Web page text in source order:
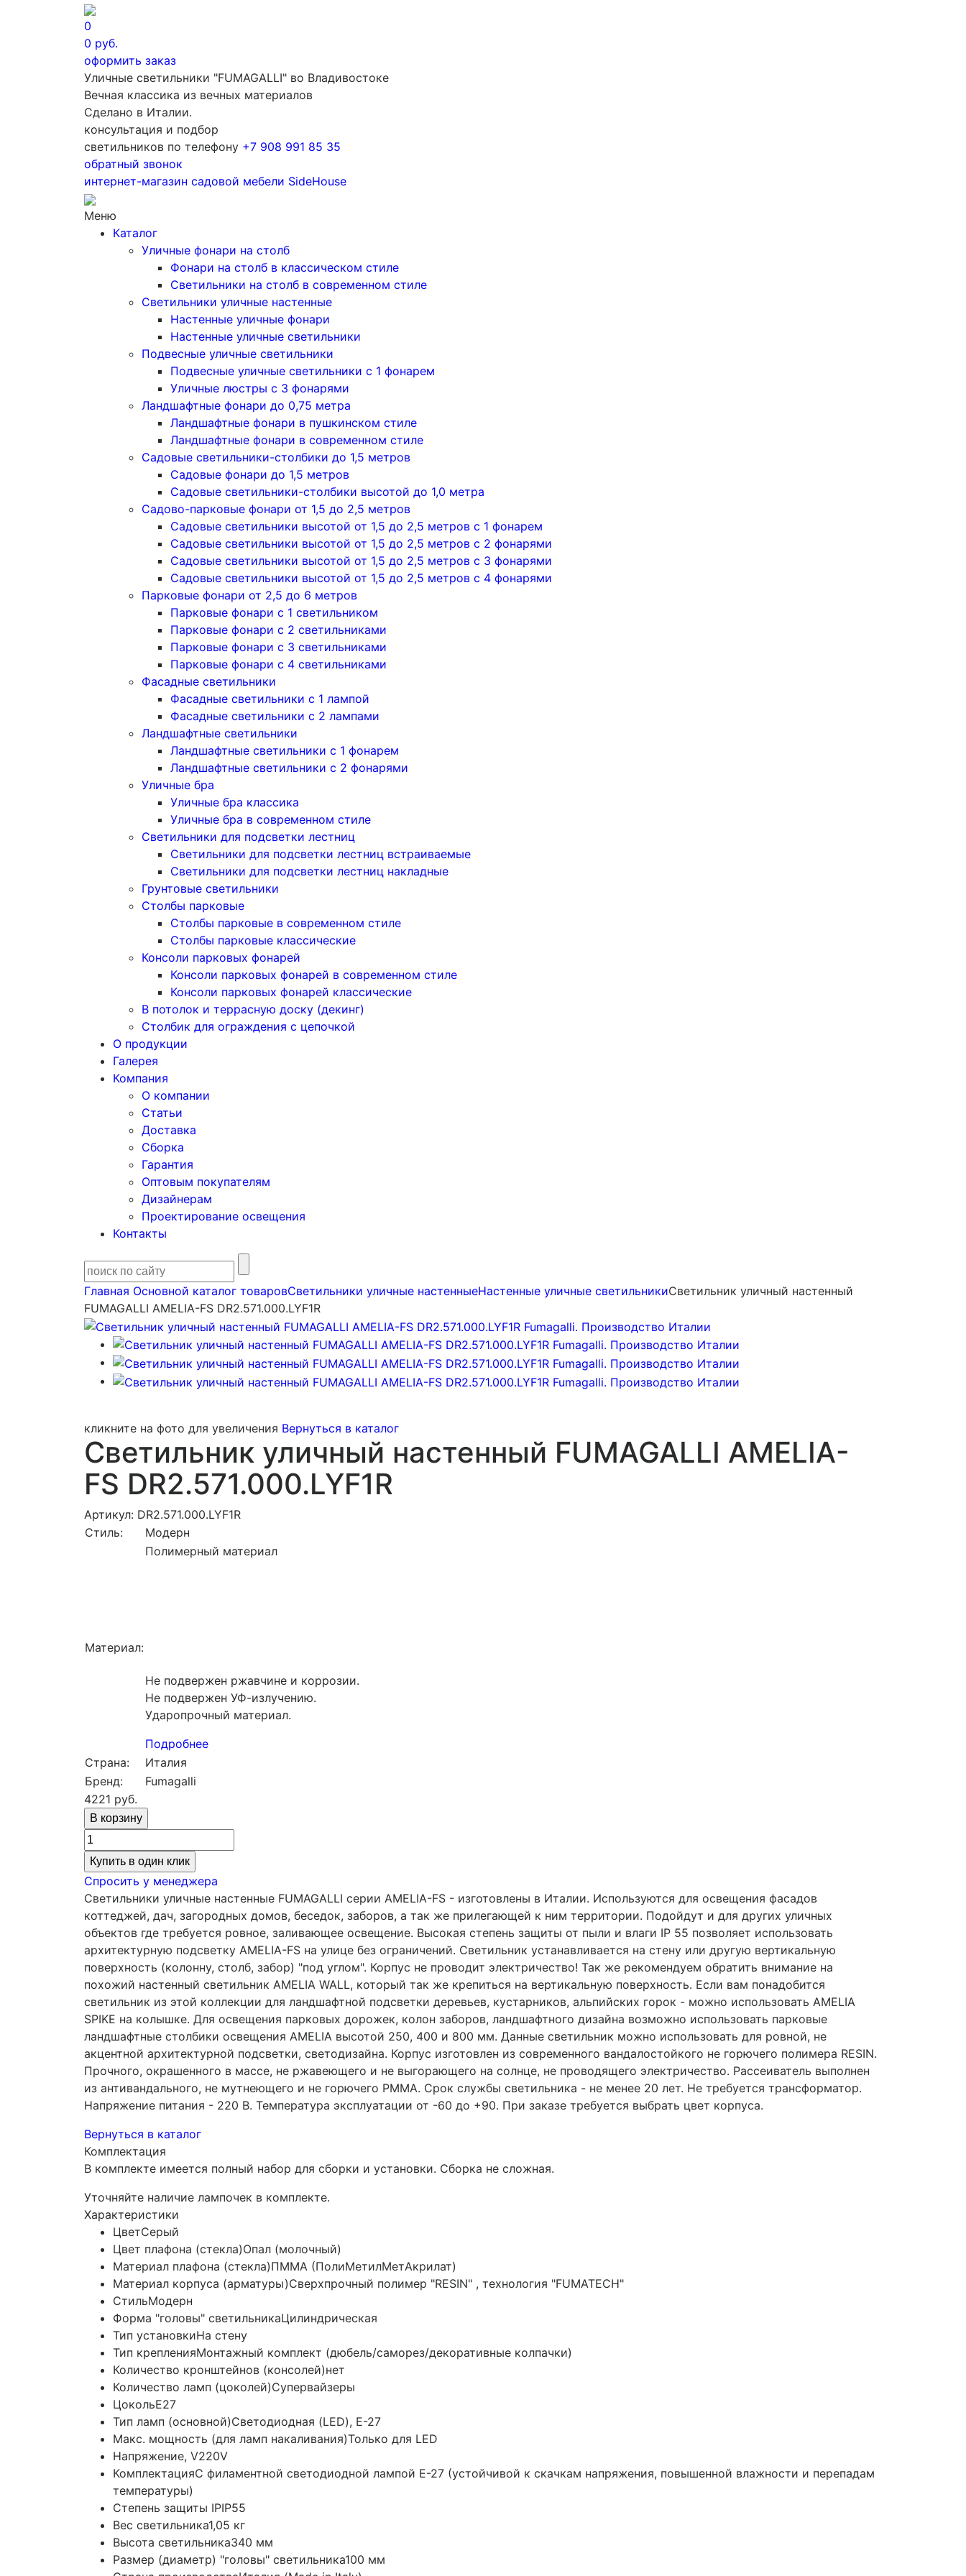
0
0 руб.
оформить заказ
Уличные светильники "FUMAGALLI" во Владивостоке
Вечная классика из вечных материалов
Сделано в Италии.
консультация и подбор
светильников по телефону +7 908 991 85 35
обратный звонок
интернет-магазин садовой мебели SideHouse
Меню
Каталог
Уличные фонари на столб
Фонари на столб в классическом стиле
Светильники на столб в современном стиле
Светильники уличные настенные
Настенные уличные фонари
Настенные уличные светильники
Подвесные уличные светильники
Подвесные уличные светильники с 1 фонарем
Уличные люстры с 3 фонарями
Ландшафтные фонари до 0,75 метра
Ландшафтные фонари в пушкинском стиле
Ландшафтные фонари в современном стиле
Садовые светильники-столбики до 1,5 метров
Садовые фонари до 1,5 метров
Садовые светильники-столбики высотой до 1,0 метра
Садово-парковые фонари от 1,5 до 2,5 метров
Садовые светильники высотой от 1,5 до 2,5 метров с 1 фонарем
Садовые светильники высотой от 1,5 до 2,5 метров с 2 фонарями
Садовые светильники высотой от 1,5 до 2,5 метров с 3 фонарями
Садовые светильники высотой от 1,5 до 2,5 метров с 4 фонарями
Парковые фонари от 2,5 до 6 метров
Парковые фонари с 1 светильником
Парковые фонари с 2 светильниками
Парковые фонари с 3 светильниками
Парковые фонари с 4 светильниками
Фасадные светильники
Фасадные светильники с 1 лампой
Фасадные светильники c 2 лампами
Ландшафтные светильники
Ландшафтные светильники с 1 фонарем
Ландшафтные светильники с 2 фонарями
Уличные бра
Уличные бра классика
Уличные бра в современном стиле
Светильники для подсветки лестниц
Светильники для подсветки лестниц встраиваемые
Светильники для подсветки лестниц накладные
Грунтовые светильники
Столбы парковые
Столбы парковые в современном стиле
Столбы парковые классические
Консоли парковых фонарей
Консоли парковых фонарей в современном стиле
Консоли парковых фонарей классические
В потолок и террасную доску (декинг)
Столбик для ограждения с цепочкой
О продукции
Галерея
Компания
О компании
Статьи
Доставка
Сборка
Гарантия
Оптовым покупателям
Дизайнерам
Проектирование освещения
Контакты
Главная Основной каталог товаровСветильники уличные настенныеНастенные уличные светильникиСветильник уличный настенный
FUMAGALLI AMELIA-FS DR2.571.000.LYF1R
кликните на фото для увеличения Вернуться в каталог
Светильник уличный настенный FUMAGALLI AMELIA-
FS DR2.571.000.LYF1R
Артикул: DR2.571.000.LYF1R
Стиль:
Модерн
Материал:
Полимерный материал
Не подвержен ржавчине и коррозии.
Не подвержен УФ-излучению.
Ударопрочный материал.
Подробнее
Страна:
Италия
Бренд:
Fumagalli
4221 руб.
Купить в один клик
Спросить у менеджера
Светильники уличные настенные FUMAGALLI серии AMELIA-FS - изготовлены в Италии. Используются для освещения фасадов
коттеджей, дач, загородных домов, беседок, заборов, а так же прилегающей к ним территории. Подойдут и для других уличных
объектов где требуется ровное, заливающее освещение. Высокая степень защиты от пыли и влаги IP 55 позволяет использовать
архитектурную подсветку AMELIA-FS на улице без ограничений. Светильник устанавливается на стену или другую вертикальную
поверхность (колонну, столб, забор) "под углом". Корпус не проводит электричество! Так же рекомендуем обратить внимание на
похожий настенный светильник AMELIA WALL, который так же крепиться на вертикальную поверхность. Если вам понадобится
светильник из этой коллекции для ландшафтной подсветки деревьев, кустарников, альпийских горок - можно использовать AMELIA
SPIKE на колышке. Для освещения парковых дорожек, колон заборов, ландшафтного дизайна возможно использовать парковые
ландшафтные столбики освещения AMELIA высотой 250, 400 и 800 мм. Данные светильник можно использовать для ровной, не
акцентной архитектурной подсветки, светодизайна. Корпус изготовлен из современного вандалостойкого не горючего полимера RESIN.
Прочного, окрашенного в массе, не ржавеющего и не выгорающего на солнце, не проводящего электричество. Рассеиватель выполнен
из антивандального, не мутнеющего и не горючего PMMA. Срок службы светильника - не менее 20 лет. Не требуется трансформатор.
Напряжение питания - 220 В. Температура эксплуатации от -60 до +90. При заказе требуется выбрать цвет корпуса.
Вернуться в каталог
Комплектация
В комплекте имеется полный набор для сборки и установки. Сборка не сложная.
Уточняйте наличие лампочек в комплекте.
Характеристики
ЦветСерый
Цвет плафона (стекла)Опал (молочный)
Материал плафона (стекла)ПММА (ПолиМетилМетАкрилат)
Материал корпуса (арматуры)Сверхпрочный полимер "RESIN" , технология "FUMATECH"
СтильМодерн
Форма "головы" светильникаЦилиндрическая
Тип установкиНа стену
Тип крепленияМонтажный комплект (дюбель/саморез/декоративные колпачки)
Количество кронштейнов (консолей)нет
Количество ламп (цоколей)Супервайзеры
ЦокольE27
Тип ламп (основной)Светодиодная (LED), Е-27
Макс. мощность (для ламп накаливания)Только для LED
Напряжение, V220V
КомплектацияС филаментной светодиодной лампой E-27 (устойчивой к скачкам напряжения, повышенной влажности и перепадам
температуры)
Степень защиты IPIP55
Вес светильника1,05 кг
Высота светильника340 мм
Размер (диаметр) "головы" светильника100 мм